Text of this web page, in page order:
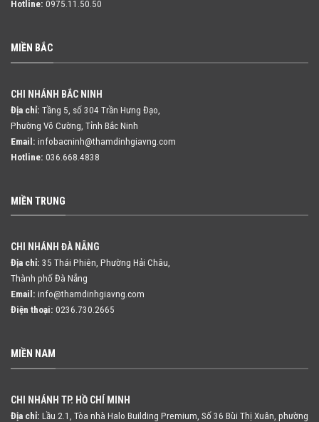
Hotline: 0975.11.50.50
MIỀN BẮC
CHI NHÁNH BẮC NINH
Địa chỉ: Tầng 5, số 304 Trần Hưng Đạo,
Phường Võ Cường, Tỉnh Bắc Ninh
Email: infobacninh@thamdinhgiavng.com
Hotline: 036.668.4838
MIỀN TRUNG
CHI NHÁNH ĐÀ NẴNG
Địa chỉ: 35 Thái Phiên, Phường Hải Châu,
Thành phố Đà Nẵng
Email: info@thamdinhgiavng.com
Điện thoại: 0236.730.2665
MIỀN NAM
CHI NHÁNH TP. HỒ CHÍ MINH
Địa chỉ: Lầu 2.1, Tòa nhà Halo Building Premium, Số 36 Bùi Thị Xuân, phường